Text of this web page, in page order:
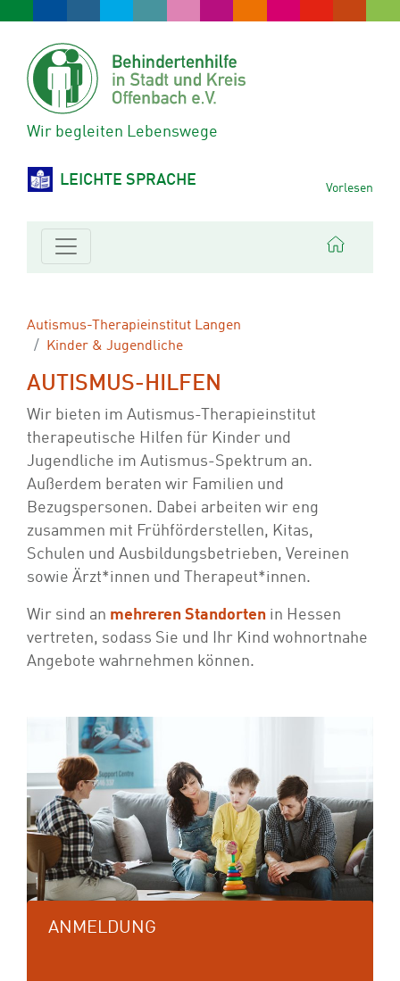
Wir begleiten Lebenswege
LEICHTE SPRACHE Vorlesen
Autismus-Therapieinstitut Langen
Kinder & Jugendliche
AUTISMUS-HILFEN
Wir bieten im Autismus-Therapieinstitut
therapeutische Hilfen für Kinder und
Jugendliche im Autismus-Spektrum an.
Außerdem beraten wir Familien und
Bezugspersonen. Dabei arbeiten wir eng
zusammen mit Frühförderstellen, Kitas,
Schulen und Ausbildungsbetrieben, Vereinen
sowie Ärzt*innen und Therapeut*innen.
Wir sind an mehreren Standorten in Hessen
vertreten, sodass Sie und Ihr Kind wohnortnahe
Angebote wahrnehmen können.
ANMELDUNG